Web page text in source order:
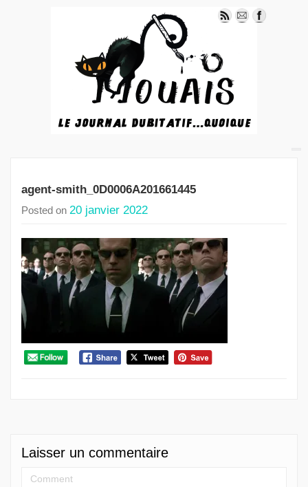
agent-smith_0D0006A201661445
Posted on 20 janvier 2022
Laisser un commentaire